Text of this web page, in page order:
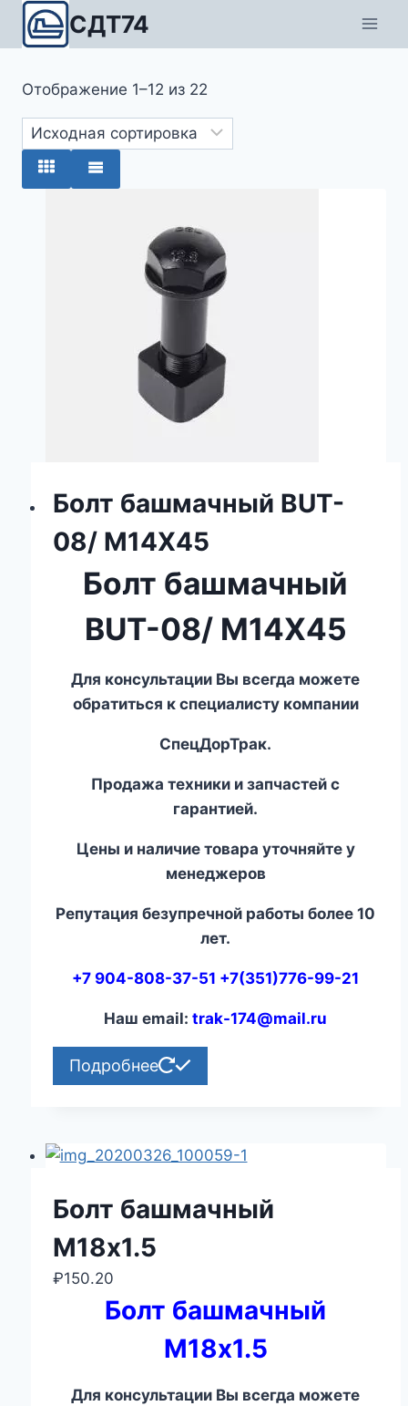
Перейти СДТ74
Отображение 1–12 из 22
Болт башмачный BUT-
08/ M14X45
Болт башмачный
BUT-08/ M14X45
Для консультации Вы всегда можете
обратиться к специалисту компании
СпецДорТрак.
Продажа техники и запчастей с
гарантией.
Цены и наличие товара уточняйте у
менеджеров
Репутация безупречной работы более 10
лет.
+7 904-808-37-51 +7(351)776-99-21
Наш email:trak-174@mail.ru
Подробнее
Болт башмачный
М18х1.5
₽150.20
Болт башмачный
М18х1.5
Для консультации Вы всегда можете